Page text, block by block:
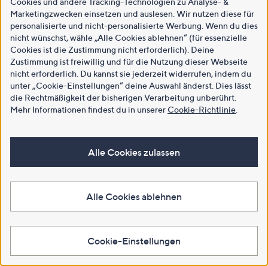
Marketingzwecken einsetzen und auslesen. Wir nutzen diese für
personalisierte und nicht-personalisierte Werbung. Wenn du dies
nicht wünschst, wähle „Alle Cookies ablehnen“ (für essenzielle
Cookies ist die Zustimmung nicht erforderlich). Deine
Zustimmung ist freiwillig und für die Nutzung dieser Webseite
nicht erforderlich. Du kannst sie jederzeit widerrufen, indem du
unter „Cookie-Einstellungen“ deine Auswahl änderst. Dies lässt
die Rechtmäßigkeit der bisherigen Verarbeitung unberührt.
Mehr Informationen findest du in unsererCookie-Richtlinie
Alle Cookies zulassen
Alle Cookies ablehnen
Cookie-Einstellungen